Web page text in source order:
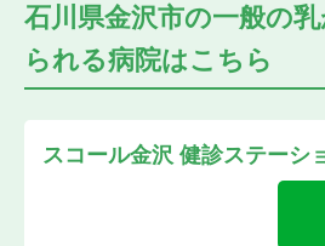
石川県金沢市の一般の
られる病院はこちら
スコール金沢 健診ステーシ